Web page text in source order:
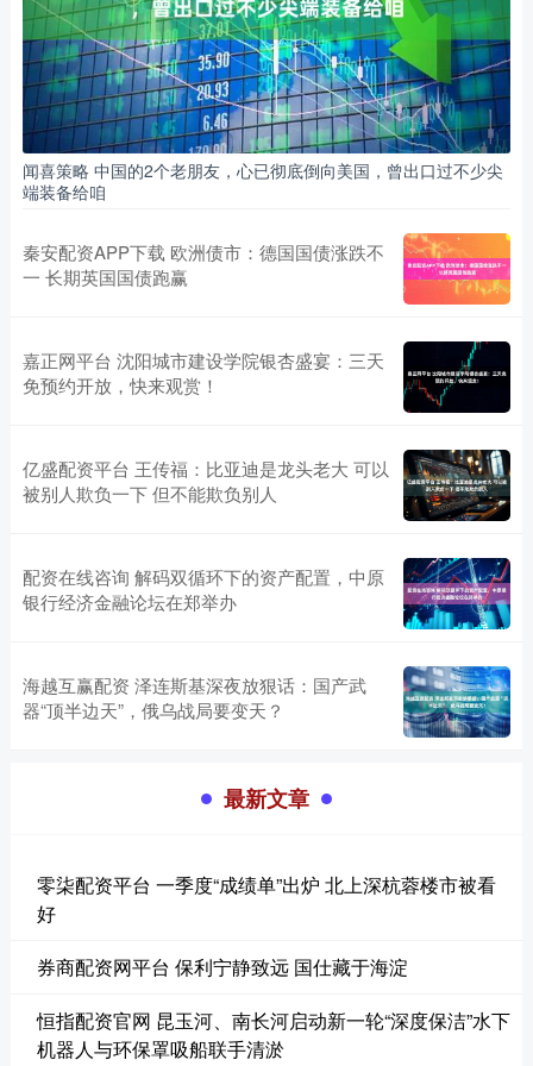
闻喜策略 中国的2个老朋友，心已彻底倒向美国，曾出口过不少尖
端装备给咱
秦安配资APP下载 欧洲债市：德国国债涨跌不
一 长期英国国债跑赢
嘉正网平台 沈阳城市建设学院银杏盛宴：三天
免预约开放，快来观赏！
亿盛配资平台 王传福：比亚迪是龙头老大 可以
被别人欺负一下 但不能欺负别人
配资在线咨询 解码双循环下的资产配置，中原
银行经济金融论坛在郑举办
海越互赢配资 泽连斯基深夜放狠话：国产武
器“顶半边天”，俄乌战局要变天？
最新文章
零柒配资平台 一季度“成绩单”出炉 北上深杭蓉楼市被看
好
券商配资网平台 保利宁静致远 国仕藏于海淀
恒指配资官网 昆玉河、南长河启动新一轮“深度保洁”水下
机器人与环保罩吸船联手清淤